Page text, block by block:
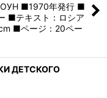
■1970年発行 ■
■テキスト：ロシア
■ページ：20ペー
ДЕТСКОГО